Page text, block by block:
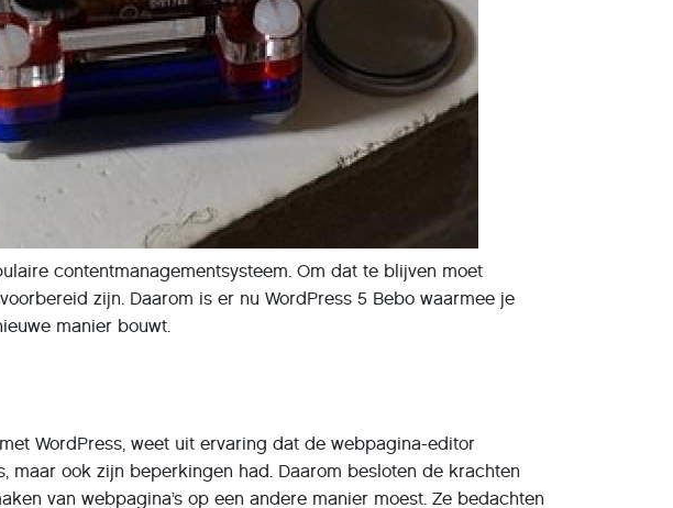
contentmanagementsysteem. Om dat te blijven moet
zijn. Daarom is er nu WordPress 5 Bebo waarmee je
manier bouwt.
WordPress, weet uit ervaring dat de webpagina-editor
maar ook zijn beperkingen had. Daarom besloten de krachten
van webpagina’s op een andere manier moest. Ze bedachten